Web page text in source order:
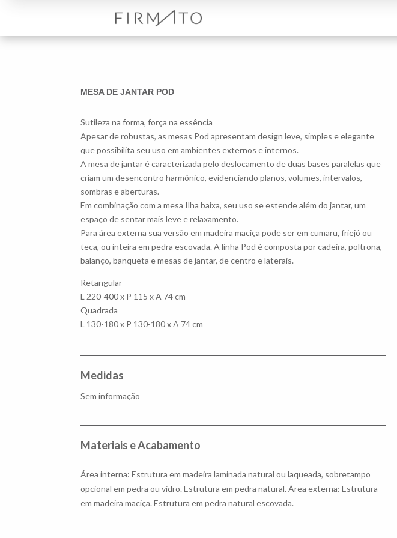
MESA DE JANTAR POD
Sutileza na forma, força na essência
Apesar de robustas, as mesas Pod apresentam design leve, simples e elegante
que possibilita seu uso em ambientes externos e internos.
A mesa de jantar é caracterizada pelo deslocamento de duas bases paralelas que
criam um desencontro harmônico, evidenciando planos, volumes, intervalos,
sombras e aberturas.
Em combinação com a mesa Ilha baixa, seu uso se estende além do jantar, um
espaço de sentar mais leve e relaxamento.
Para área externa sua versão em madeira maciça pode ser em cumaru, friejó ou
teca, ou inteira em pedra escovada. A linha Pod é composta por cadeira, poltrona,
balanço, banqueta e mesas de jantar, de centro e laterais.
Retangular
L 220-400 x P 115 x A 74 cm
Quadrada
L 130-180 x P 130-180 x A 74 cm
Medidas
Sem informação
Materiais e Acabamento
Área interna: Estrutura em madeira laminada natural ou laqueada, sobretampo
opcional em pedra ou vidro. Estrutura em pedra natural. Área externa: Estrutura
em madeira maciça. Estrutura em pedra natural escovada.